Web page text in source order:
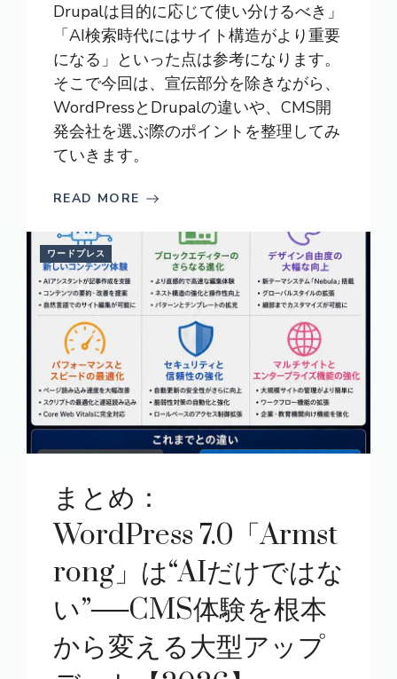
Drupalは目的に応じて使い分けるべき」
「AI検索時代にはサイト構造がより重要
になる」といった点は参考になります。
そこで今回は、宣伝部分を除きながら、
WordPressとDrupalの違いや、CMS開
発会社を選ぶ際のポイントを整理してみ
ていきます。
READ MORE
ワードプレス
まとめ：
WordPress 7.0「Armst
rong」は“AIだけではな
い”──CMS体験を根本
から変える大型アップ